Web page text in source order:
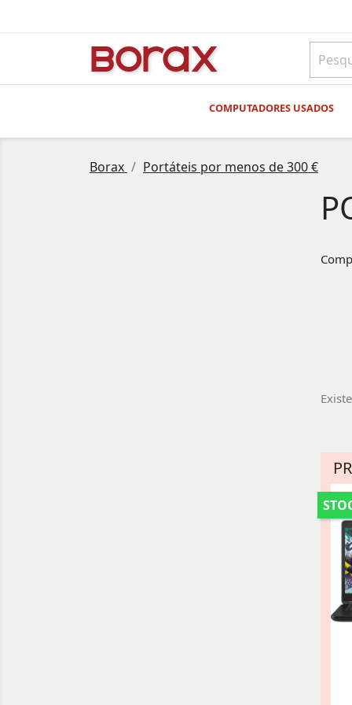
BOrAx
COMPUTADORES USADOS
Borax Portáteis por menos de 300 €